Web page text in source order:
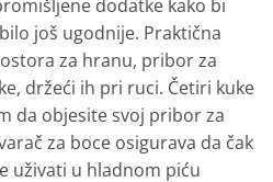
dodatke kako bi
još ugodnije. Praktična
za hranu, pribor za
držeći ih pri ruci. Četiri kuke
da objesite svoj pribor za
za boce osigurava da čak
uživati ​​u hladnom piću